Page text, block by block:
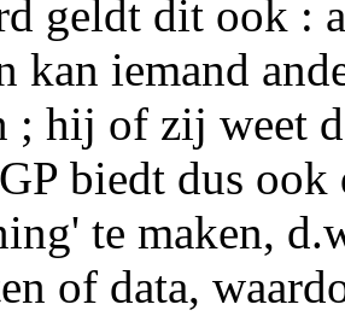
geldt dit ook :
kan iemand
; hij of zij weet
biedt dus
te maken,
of data,